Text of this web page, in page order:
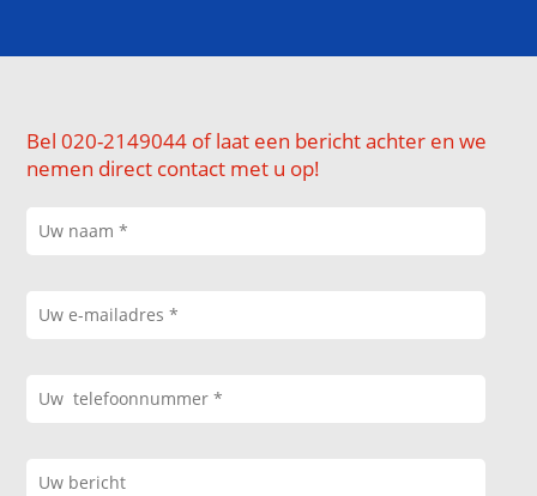
Bel 020-2149044 of laat een bericht achter en we
nemen direct contact met u op!